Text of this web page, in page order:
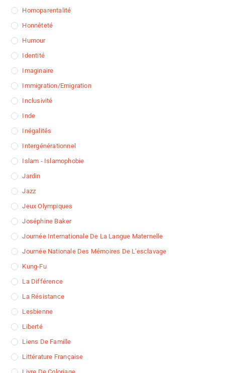
Homoparentalité
Honnêteté
Humour
Identité
Imaginaire
Immigration/Emigration
Inclusivité
Inde
Inégalités
Intergénérationnel
Islam - Islamophobie
Jardin
Jazz
Jeux Olympiques
Joséphine Baker
Journée Internationale De La Langue Maternelle
Journée Nationale Des Mémoires De L'esclavage
Kung-Fu
La Différence
La Résistance
Lesbienne
Liberté
Liens De Famille
Littérature Française